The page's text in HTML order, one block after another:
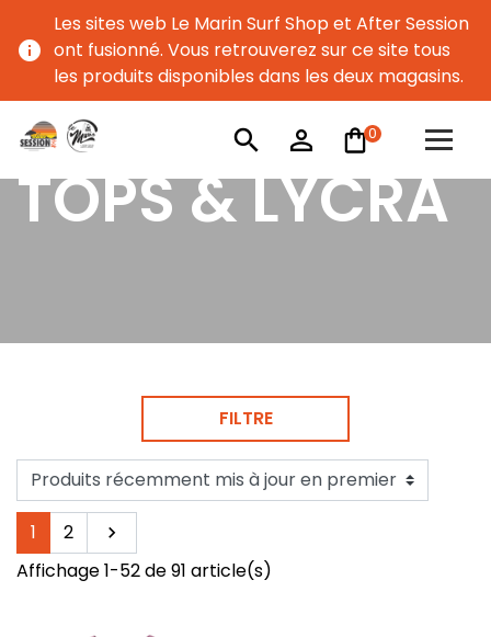
info
Les sites web Le Marin Surf Shop et After Session
ont fusionné. Vous retrouverez sur ce site tous
les produits disponibles dans les deux magasins.
search person_outline 0
TOPS & LYCRA
FILTRE
1 2 Suivant

Affichage 1-52 de 91 article(s)